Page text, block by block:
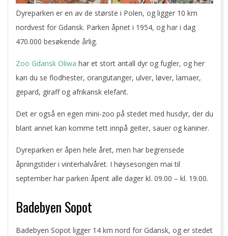
Dyreparken er en av de største i Polen, og ligger 10 km
nordvest for Gdansk. Parken åpnet i 1954, og har i dag
470.000 besøkende årlig.
Zoo Gdansk Oliwa har et stort antall dyr og fugler, og her
kan du se flodhester, orangutanger, ulver, løver, lamaer,
gepard, giraff og afrikansk elefant.
Det er også en egen mini-zoo på stedet med husdyr, der du
blant annet kan komme tett innpå geiter, sauer og kaniner.
Dyreparken er åpen hele året, men har begrensede
åpningstider i vinterhalvåret. I høysesongen mai til
september har parken åpent alle dager kl. 09.00 – kl. 19.00.
Badebyen Sopot
Badebyen Sopot ligger 14 km nord for Gdansk, og er stedet